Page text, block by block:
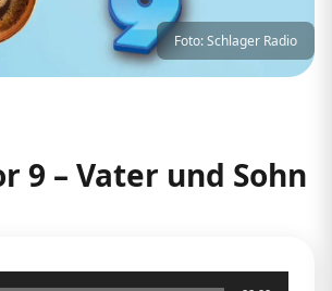
Foto: Schlager Radio
9 – Vater und Sohn